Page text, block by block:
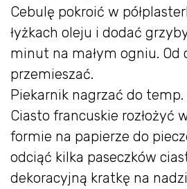
Cebulę pokroić w
łyżkach oleju i dodać
minut na małym ogniu. Od
przemieszać.
Piekarnik nagrzać do temp.
Ciasto francuskie rozłożyć
formie na papierze do
odciąć kilka paseczków
dekoracyjną kratkę na